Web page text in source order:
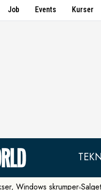
Job Events Kurser
Windows skrumper